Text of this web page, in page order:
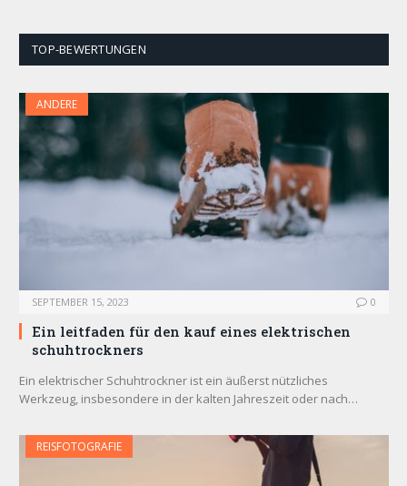
TOP-BEWERTUNGEN
ANDERE
SEPTEMBER 15, 2023 0
Ein leitfaden für den kauf eines elektrischen
schuhtrockners
Ein elektrischer Schuhtrockner ist ein äußerst nützliches
Werkzeug, insbesondere in der kalten Jahreszeit oder nach…
REISFOTOGRAFIE